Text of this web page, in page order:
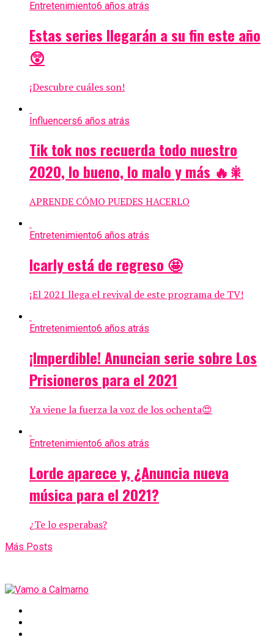
Entretenimiento6 años atrás
Estas series llegarán a su fin este año
😲
¡Descubre cuáles son!
Influencers6 años atrás
Tik tok nos recuerda todo nuestro
2020, lo bueno, lo malo y más 🔥🎇
APRENDE CÓMO PUEDES HACERLO
Entretenimiento6 años atrás
Icarly está de regreso 🤩
¡El 2021 llega el revival de este programa de TV!
Entretenimiento6 años atrás
¡Imperdible! Anuncian serie sobre Los
Prisioneros para el 2021
Ya viene la fuerza la voz de los ochenta😍
Entretenimiento6 años atrás
Lorde aparece y, ¿Anuncia nueva
música para el 2021?
¿Te lo esperabas?
Más Posts